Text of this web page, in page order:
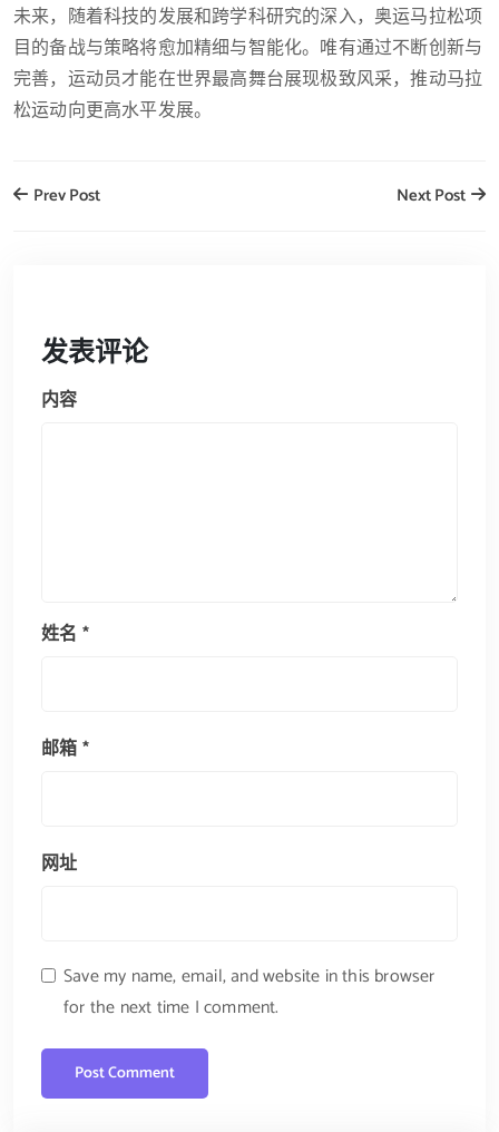
未来，随着科技的发展和跨学科研究的深入，奥运马拉松项
目的备战与策略将愈加精细与智能化。唯有通过不断创新与
完善，运动员才能在世界最高舞台展现极致风采，推动马拉
松运动向更高水平发展。
Prev Post Next Post
发表评论
内容
姓名 *
邮箱*
网址
Save my name, email, and website in this browser
for the next time I comment.